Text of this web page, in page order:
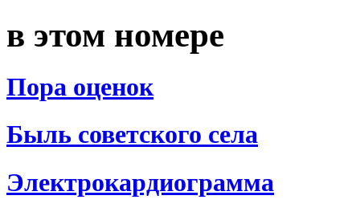
в этом номере
Пора оценок
Быль советского села
Электрокардиограмма